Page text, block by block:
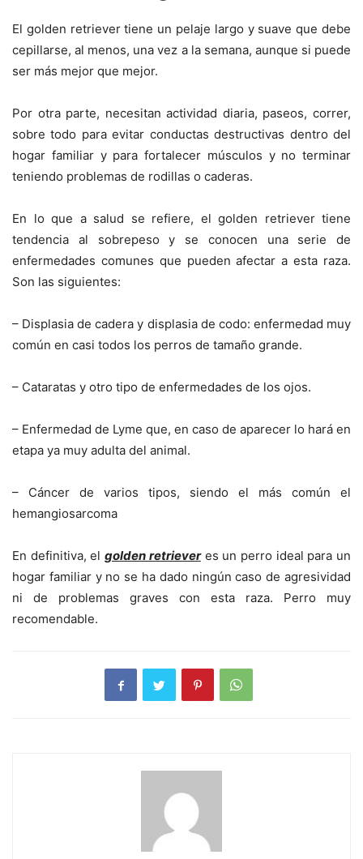
El golden retriever tiene un pelaje largo y suave que debe
cepillarse, al menos, una vez a la semana, aunque si puede
ser más mejor que mejor.
Por otra parte, necesitan actividad diaria, paseos, correr,
sobre todo para evitar conductas destructivas dentro del
hogar familiar y para fortalecer músculos y no terminar
teniendo problemas de rodillas o caderas.
En lo que a salud se refiere, el golden retriever tiene
tendencia al sobrepeso y se conocen una serie de
enfermedades comunes que pueden afectar a esta raza.
Son las siguientes:
– Displasia de cadera y displasia de codo: enfermedad muy
común en casi todos los perros de tamaño grande.
– Cataratas y otro tipo de enfermedades de los ojos.
– Enfermedad de Lyme que, en caso de aparecer lo hará en
etapa ya muy adulta del animal.
– Cáncer de varios tipos, siendo el más común el
hemangiosarcoma
En definitiva, elgolden retrieveres un perro ideal para un
hogar familiar y no se ha dado ningún caso de agresividad
ni de problemas graves con esta raza. Perro muy
recomendable.